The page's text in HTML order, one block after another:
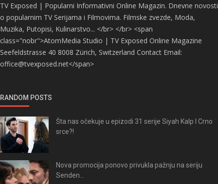
TV Exposed | Popularni Informativni Online Magazin. Dnevne novosti
o popularnim TV Serijama i Filmovima. Filmske zvezde, Moda,
Muzika, Putopisi, Kulinarstvo... </br> </br> <span
class="nobr">AtomMedia Studio | TV Exposed Online Magazine
Seefeldstrasse 40 8008 Zürich, Switzerland Contact Email:
office@tvexposed.net</span>
RANDOM POSTS
Šta nas očekuje u epizodi 31 serije Siyah Kalp I Crno
srce?!
Nova promocija ponovo privukla pažnju na seriju
Senden...